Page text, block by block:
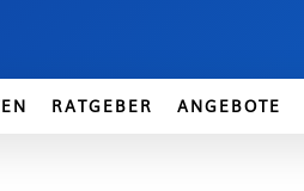
RATGEBER ANGEBOTE